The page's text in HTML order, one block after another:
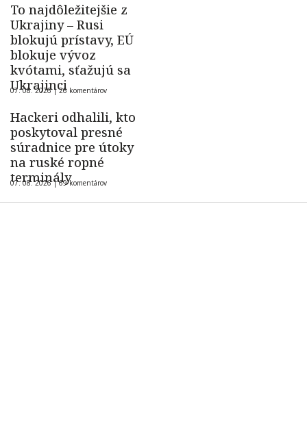
To najdôležitejšie z
Ukrajiny – Rusi
blokujú prístavy, EÚ
blokuje vývoz
kvótami, sťažujú sa
Ukrajinci
07. 08. 2026 |26 komentárov
Hackeri odhalili, kto
poskytoval presné
súradnice pre útoky
na ruské ropné
terminály
07. 08. 2026 |69 komentárov